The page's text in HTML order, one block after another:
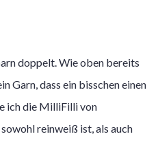
doppelt. Wie oben bereits
Garn, dass ein bisschen einen
ich die MilliFilli von
reinweiß ist, als auch